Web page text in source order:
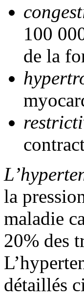
100
de la
la
maladie
20% des
détaillés